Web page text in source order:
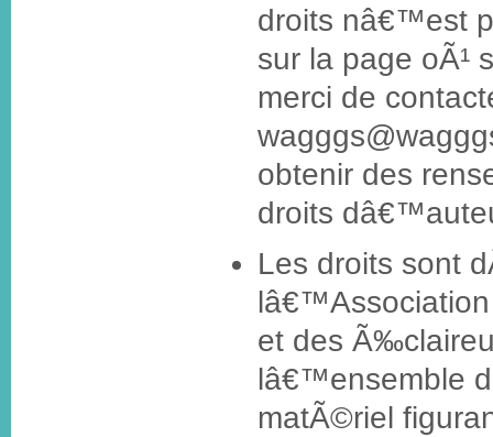
droits nâ€™est
sur la page oÃ¹
merci de
obtenir des
droits
Les droits sont
et des
lâ€™ensemble
matÃ©riel